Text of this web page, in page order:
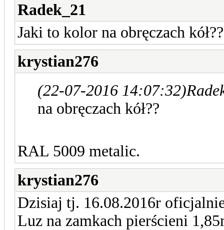
Radek_21
Jaki to kolor na obręczach kół??
krystian276
(22-07-2016 14:07:32)
na obręczach kół??
RAL 5009 metalic.
krystian276
Dzisiaj tj. 16.08.2016r
Luz na zamkach pierścieni